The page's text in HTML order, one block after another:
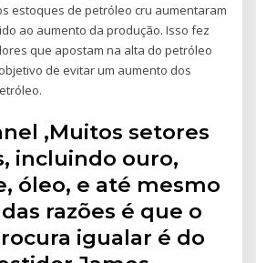
estoques de petróleo cru aumentaram
ao aumento da produção. Isso fez
que apostam na alta do petróleo
de evitar um aumento dos
,Muitos setores
incluindo ouro,
óleo, e até mesmo
razões é que o
igualar é do